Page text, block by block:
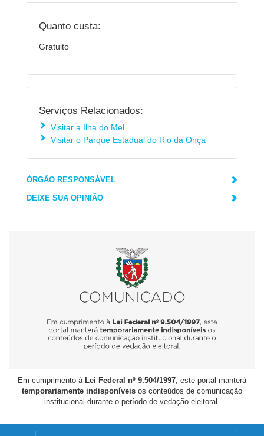
Quanto custa:
Gratuito
Serviços Relacionados:
Visitar a Ilha do Mel
Visitar o Parque Estadual do Rio da Onça
ÓRGÃO RESPONSÁVEL
DEIXE SUA OPINIÃO
Em cumprimento à Lei Federal nº 9.504/1997, este portal manterá
temporariamente indisponíveis os conteúdos de comunicação
institucional durante o período de vedação eleitoral.